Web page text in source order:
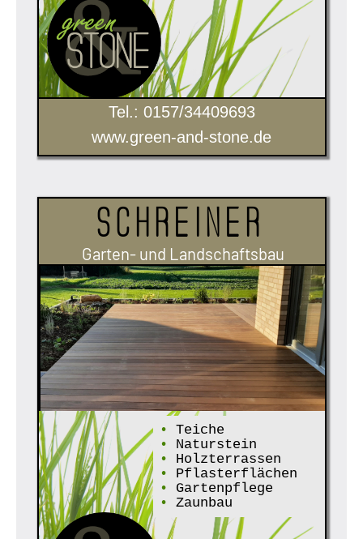
Tel.: 0157/34409693
www.green-and-stone.de
Schreiner
Garten- und Landschaftsbau
•
Teiche
•
Naturstein
•
Holzterrassen
•
Pflasterflächen
•
Gartenpflege
•
Zaunbau